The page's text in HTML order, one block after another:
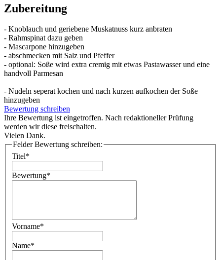
Zubereitung
- Knoblauch und geriebene Muskatnuss kurz anbraten
- Rahmspinat dazu geben
- Mascarpone hinzugeben
- abschmecken mit Salz und Pfeffer
- optional: Soße wird extra cremig mit etwas Pastawasser und eine
handvoll Parmesan
- Nudeln seperat kochen und nach kurzen aufkochen der Soße
hinzugeben
Bewertung schreiben
Ihre Bewertung ist eingetroffen. Nach redaktioneller Prüfung
werden wir diese freischalten.
Vielen Dank.
Felder Bewertung schreiben:
Titel*
Bewertung*
Vorname*
Name*